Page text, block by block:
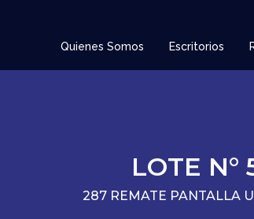
Quienes Somos Escritorios
LOTE N°
287 REMATE PANTALLA